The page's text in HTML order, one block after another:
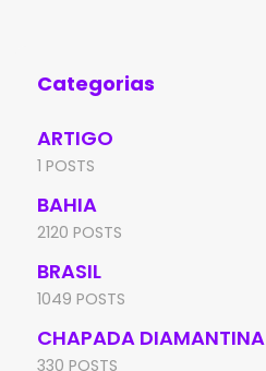
Categorias
ARTIGO
1 POSTS
BAHIA
2120 POSTS
BRASIL
1049 POSTS
CHAPADA DIAMANTINA
330 POSTS